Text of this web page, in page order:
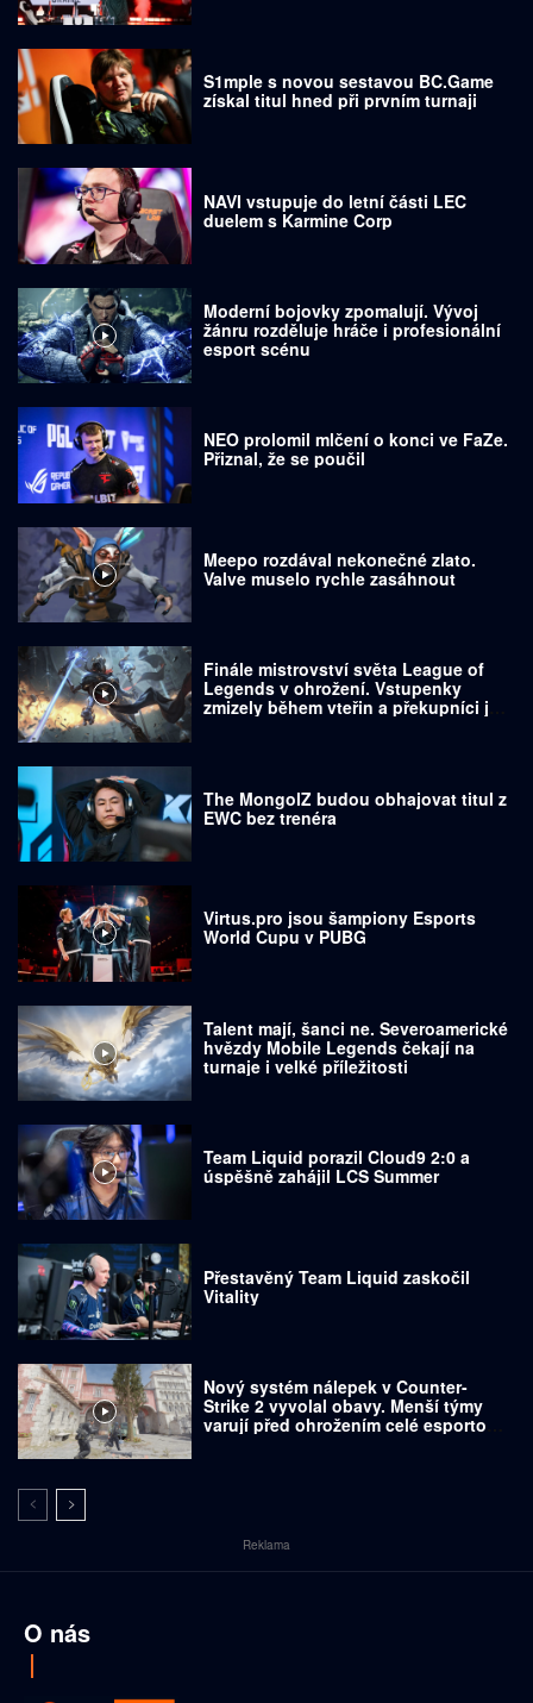
S1mple s novou sestavou BC.Game
získal titul hned při prvním turnaji
NAVI vstupuje do letní části LEC
duelem s Karmine Corp
Moderní bojovky zpomalují. Vývoj
žánru rozděluje hráče i profesionální
esport scénu
NEO prolomil mlčení o konci ve FaZe.
Přiznal, že se poučil
Meepo rozdával nekonečné zlato.
Valve muselo rychle zasáhnout
Finále mistrovství světa League of
Legends v ohrožení. Vstupenky
zmizely během vteřin a překupníci je
The MongolZ budou obhajovat titul z
EWC bez trenéra
Virtus.pro jsou šampiony Esports
World Cupu v PUBG
Talent mají, šanci ne. Severoamerické
hvězdy Mobile Legends čekají na
turnaje i velké příležitosti
Team Liquid porazil Cloud9 2:0 a
úspěšně zahájil LCS Summer
Přestavěný Team Liquid zaskočil
Vitality
Nový systém nálepek v Counter-
Strike 2 vyvolal obavy. Menší týmy
varují před ohrožením celé esportové
Reklama
O nás